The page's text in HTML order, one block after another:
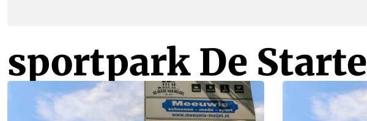
sportpark De Starte